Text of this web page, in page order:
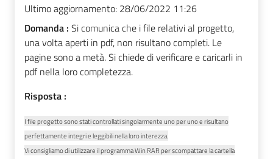
Ultimo aggiornamento: 28/06/2022 11:26
Domanda : Si comunica che i file relativi al progetto,
una volta aperti in pdf, non risultano completi. Le
pagine sono a metà. Si chiede di verificare e caricarli in
pdf nella loro completezza.
Risposta :
I file progetto sono stati controllati singolarmente uno per uno e risultano
perfettamente integri e leggibili nella loro interezza.
Vi consigliamo di utilizzare il programma Win RAR per scompattare la cartella